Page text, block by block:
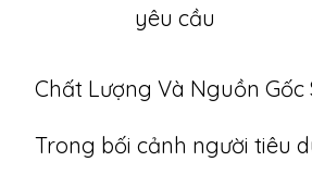
yêu cầu
Chất Lượng Và Nguồn Gốc
Trong bối cảnh người tiêu